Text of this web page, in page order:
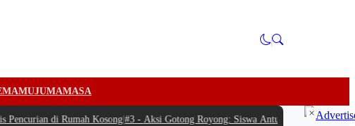
MAMUJUMAMASA
di Rumah Kosong|#3 -Aksi Gotong Royong: Siswa Antusias Bantu SPPG
×